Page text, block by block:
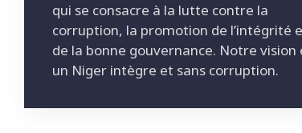
qui se consacre à la lutte contre la
corruption, la promotion de l’intégrité
de la bonne gouvernance. Notre vision
un Niger intègre et sans corruption.